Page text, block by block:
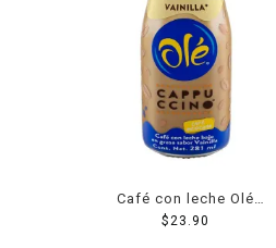
Café con leche Olé
cappuccino vainilla 281 ml
$23.90